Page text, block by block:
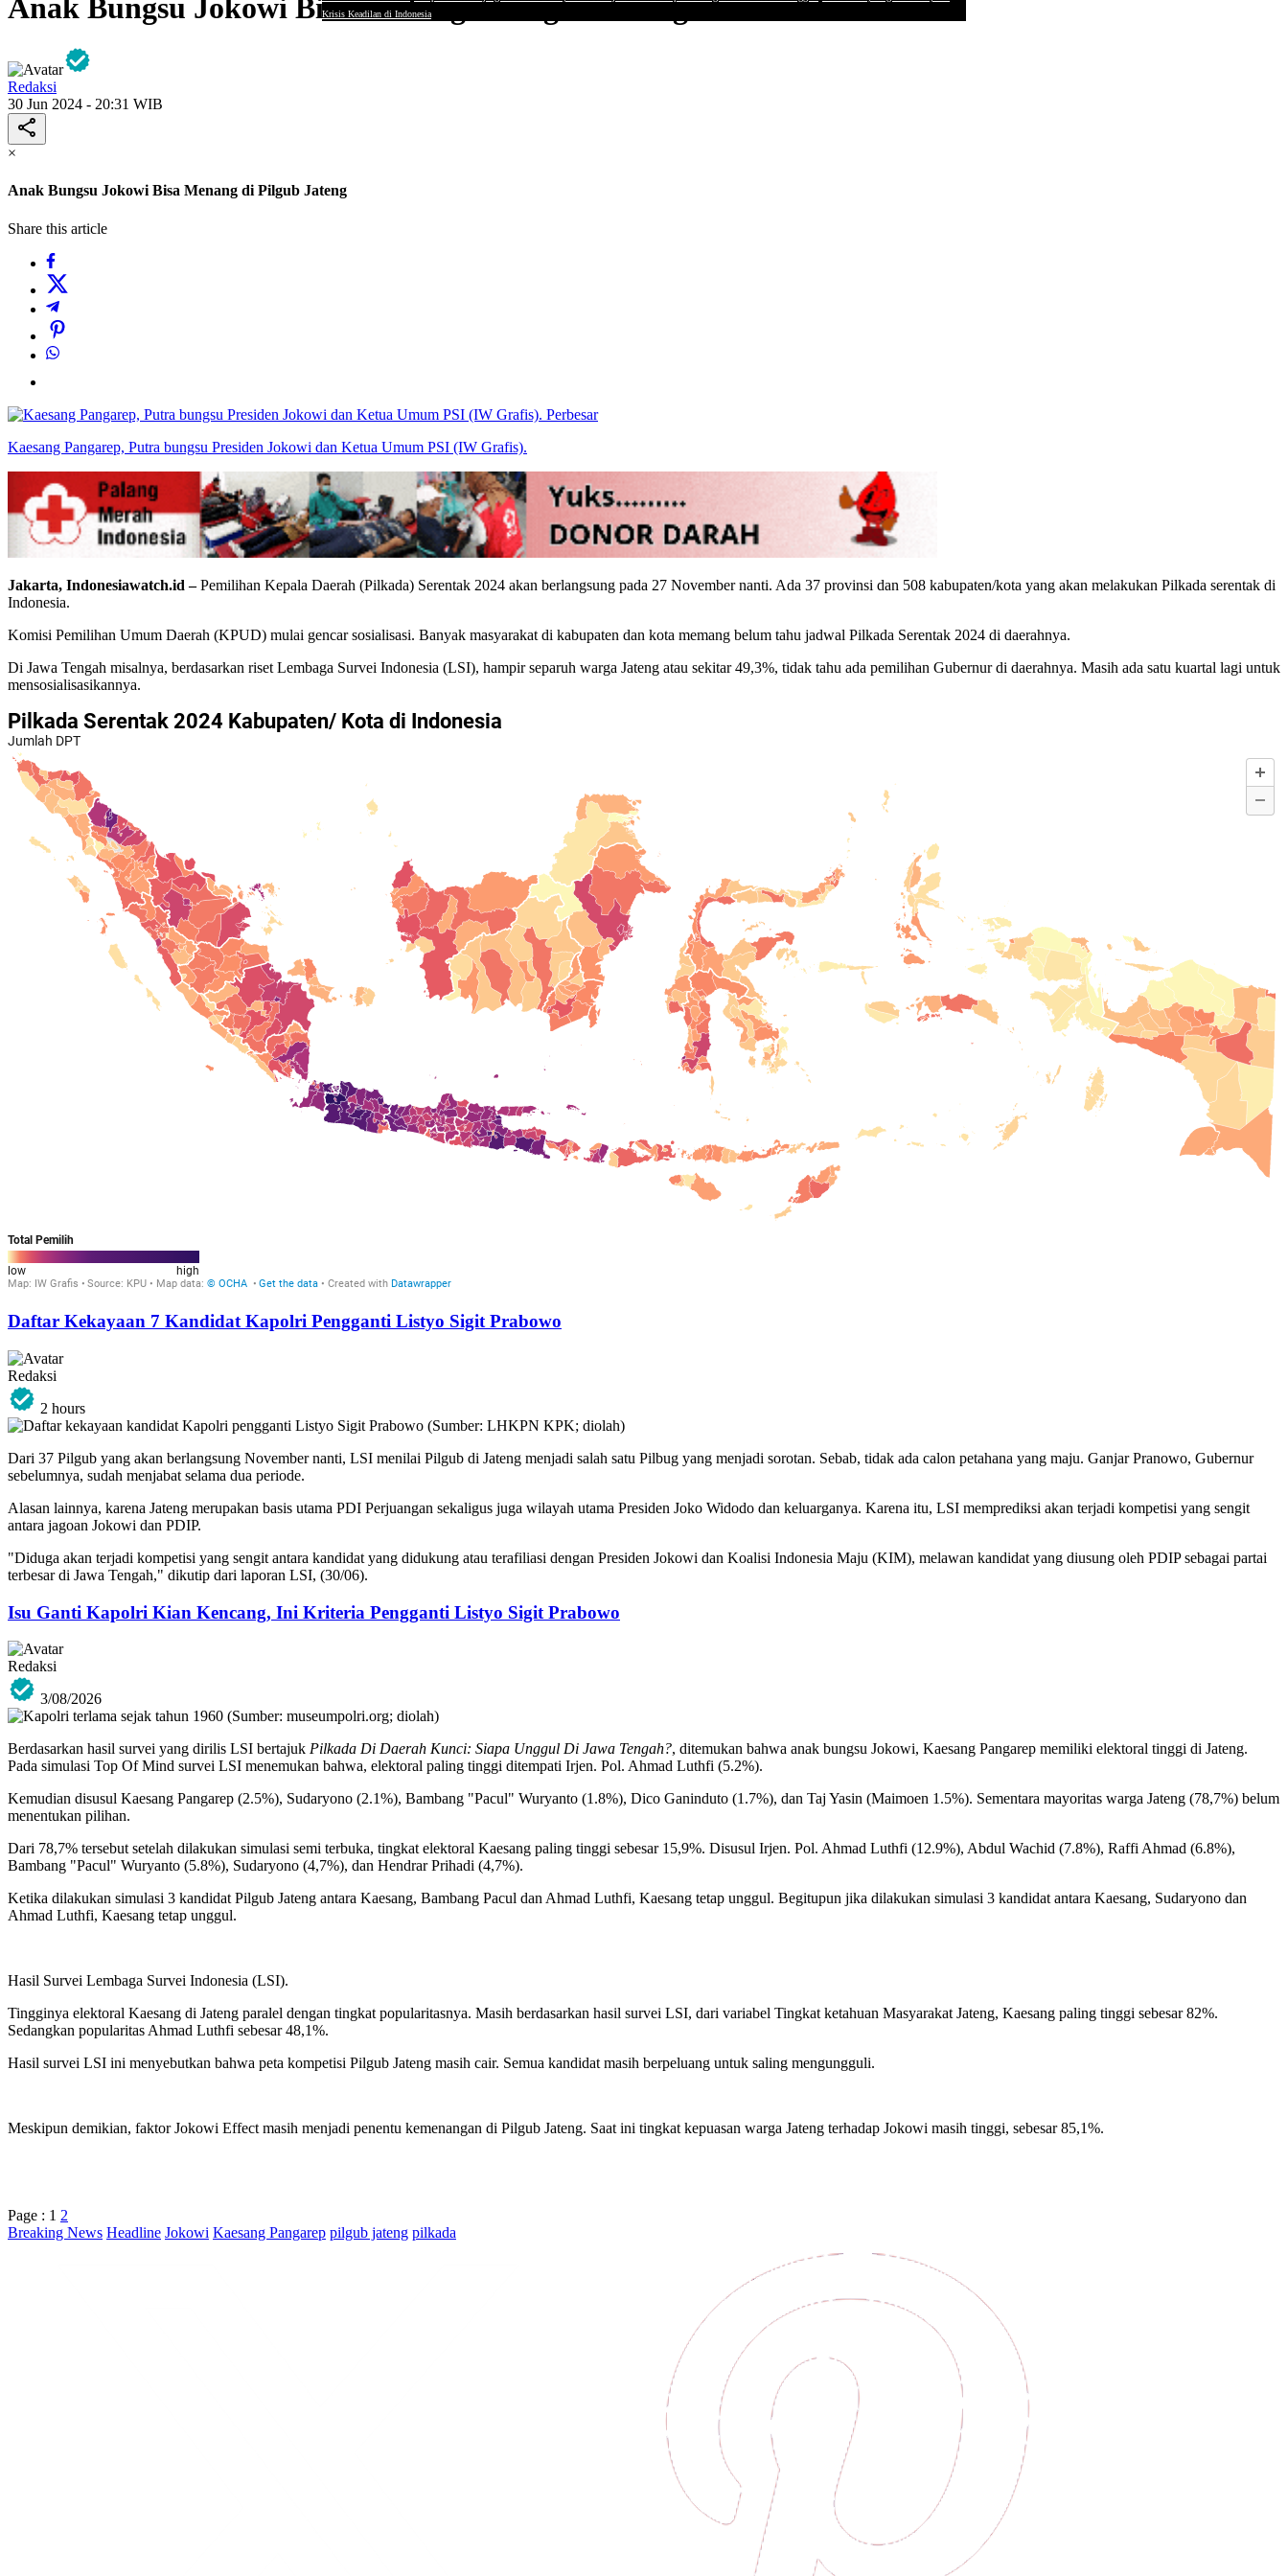
Krisis Keadilan di Indonesia
Anak Bungsu Jokowi Bisa Menang di Pilgub Jateng
Redaksi
30 Jun 2024 - 20:31 WIB
×
Anak Bungsu Jokowi Bisa Menang di Pilgub Jateng
Share this article
Perbesar
Kaesang Pangarep, Putra bungsu Presiden Jokowi dan Ketua Umum PSI (IW Grafis).
Jakarta, Indonesiawatch.id –Pemilihan Kepala Daerah (Pilkada) Serentak 2024 akan berlangsung pada 27 November nanti. Ada 37 provinsi dan 508 kabupaten/kota yang akan melakukan Pilkada serentak di
Indonesia.
Komisi Pemilihan Umum Daerah (KPUD) mulai gencar sosialisasi. Banyak masyarakat di kabupaten dan kota memang belum tahu jadwal Pilkada Serentak 2024 di daerahnya.
Di Jawa Tengah misalnya, berdasarkan riset Lembaga Survei Indonesia (LSI), hampir separuh warga Jateng atau sekitar 49,3%, tidak tahu ada pemilihan Gubernur di daerahnya. Masih ada satu kuartal lagi untuk
mensosialisasikannya.
Daftar Kekayaan 7 Kandidat Kapolri Pengganti Listyo Sigit Prabowo
Redaksi
2 hours
Dari 37 Pilgub yang akan berlangsung November nanti, LSI menilai Pilgub di Jateng menjadi salah satu Pilbug yang menjadi sorotan. Sebab, tidak ada calon petahana yang maju. Ganjar Pranowo, Gubernur
sebelumnya, sudah menjabat selama dua periode.
Alasan lainnya, karena Jateng merupakan basis utama PDI Perjuangan sekaligus juga wilayah utama Presiden Joko Widodo dan keluarganya. Karena itu, LSI memprediksi akan terjadi kompetisi yang sengit
antara jagoan Jokowi dan PDIP.
"Diduga akan terjadi kompetisi yang sengit antara kandidat yang didukung atau terafiliasi dengan Presiden Jokowi dan Koalisi Indonesia Maju (KIM), melawan kandidat yang diusung oleh PDIP sebagai partai
terbesar di Jawa Tengah," dikutip dari laporan LSI, (30/06).
Isu Ganti Kapolri Kian Kencang, Ini Kriteria Pengganti Listyo Sigit Prabowo
Redaksi
3/08/2026
Berdasarkan hasil survei yang dirilis LSI bertajuk Pilkada Di Daerah Kunci: Siapa Unggul Di Jawa Tengah?, ditemukan bahwa anak bungsu Jokowi, Kaesang Pangarep memiliki elektoral tinggi di Jateng.
Pada simulasi Top Of Mind survei LSI menemukan bahwa, elektoral paling tinggi ditempati Irjen. Pol. Ahmad Luthfi (5.2%).
Kemudian disusul Kaesang Pangarep (2.5%), Sudaryono (2.1%), Bambang "Pacul" Wuryanto (1.8%), Dico Ganinduto (1.7%), dan Taj Yasin (Maimoen 1.5%). Sementara mayoritas warga Jateng (78,7%) belum
menentukan pilihan.
Dari 78,7% tersebut setelah dilakukan simulasi semi terbuka, tingkat elektoral Kaesang paling tinggi sebesar 15,9%. Disusul Irjen. Pol. Ahmad Luthfi (12.9%), Abdul Wachid (7.8%), Raffi Ahmad (6.8%),
Bambang "Pacul" Wuryanto (5.8%), Sudaryono (4,7%), dan Hendrar Prihadi (4,7%).
Ketika dilakukan simulasi 3 kandidat Pilgub Jateng antara Kaesang, Bambang Pacul dan Ahmad Luthfi, Kaesang tetap unggul. Begitupun jika dilakukan simulasi 3 kandidat antara Kaesang, Sudaryono dan
Ahmad Luthfi, Kaesang tetap unggul.
Hasil Survei Lembaga Survei Indonesia (LSI).
Tingginya elektoral Kaesang di Jateng paralel dengan tingkat popularitasnya. Masih berdasarkan hasil survei LSI, dari variabel Tingkat ketahuan Masyarakat Jateng, Kaesang paling tinggi sebesar 82%.
Sedangkan popularitas Ahmad Luthfi sebesar 48,1%.
Hasil survei LSI ini menyebutkan bahwa peta kompetisi Pilgub Jateng masih cair. Semua kandidat masih berpeluang untuk saling mengungguli.
Meskipun demikian, faktor Jokowi Effect masih menjadi penentu kemenangan di Pilgub Jateng. Saat ini tingkat kepuasan warga Jateng terhadap Jokowi masih tinggi, sebesar 85,1%.
Page : 1 2
Breaking News Headline Jokowi Kaesang Pangarep pilgub jateng pilkada